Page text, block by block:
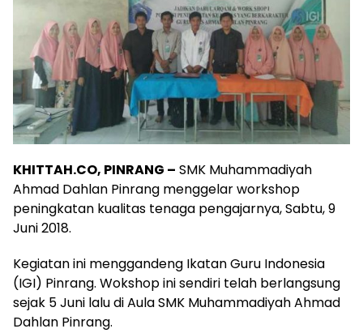
KHITTAH.CO, PINRANG – SMK Muhammadiyah
Ahmad Dahlan Pinrang menggelar workshop
peningkatan kualitas tenaga pengajarnya, Sabtu, 9
Juni 2018.
Kegiatan ini menggandeng Ikatan Guru Indonesia
(IGI) Pinrang. Wokshop ini sendiri telah berlangsung
sejak 5 Juni lalu di Aula SMK Muhammadiyah Ahmad
Dahlan Pinrang.